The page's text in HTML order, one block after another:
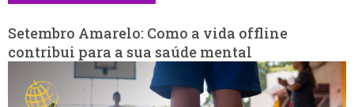
Setembro Amarelo: Como a vida offline
contribui para a sua saúde mental